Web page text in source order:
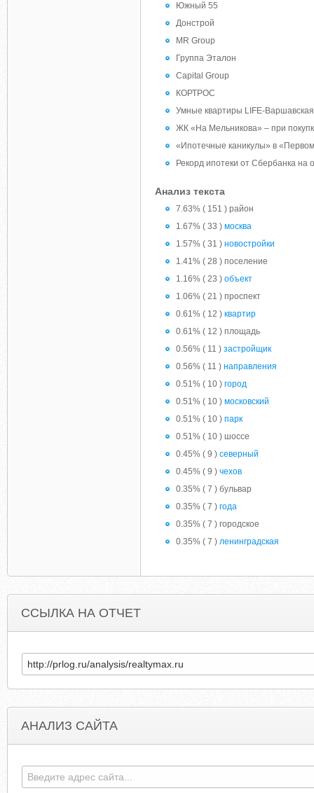
Южный 55
Донстрой
MR Group
Группа Эталон
Capital Group
КОРТРОС
Умные квартиры LIFE-Варшавская
ЖК «На Мельникова» – при
«Ипотечные каникулы» в
Рекорд ипотеки от Сбербанка
Анализ текста
7.63% ( 151 ) район
1.67% ( 33 ) москва
1.57% ( 31 ) новостройки
1.41% ( 28 ) поселение
1.16% ( 23 ) объект
1.06% ( 21 ) проспект
0.61% ( 12 ) квартир
0.61% ( 12 ) площадь
0.56% ( 11 ) застройщик
0.56% ( 11 ) направления
0.51% ( 10 ) город
0.51% ( 10 ) московский
0.51% ( 10 ) парк
0.51% ( 10 ) шоссе
0.45% ( 9 ) северный
0.45% ( 9 ) чехов
0.35% ( 7 ) бульвар
0.35% ( 7 ) года
0.35% ( 7 ) городское
0.35% ( 7 ) ленинградская
ССЫЛКА НА ОТЧЕТ
АНАЛИЗ САЙТА